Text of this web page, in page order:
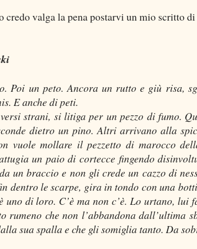
credo valga la pena postarvi un mio scritto
Poi un peto. Ancora un rutto e giù risa,
E anche di peti.
strani, si litiga per un pezzo di fumo.
dietro un pino. Altri arrivano alla
vuole mollare il pezzetto di marocco
un paio di cortecce fingendo
un braccio e non gli crede un cazzo di
dentro le scarpe, gira in tondo con una
uno di loro. C’è ma non c’è. Lo urtano,
rumeno che non l’abbandona dall’ultima
sua spalla e che gli somiglia tanto. Da